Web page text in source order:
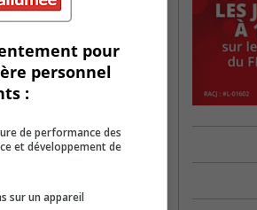
pour
personnel
:
de performance des
et développement de
sur un appareil